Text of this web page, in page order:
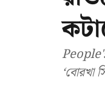
‘বোরখা